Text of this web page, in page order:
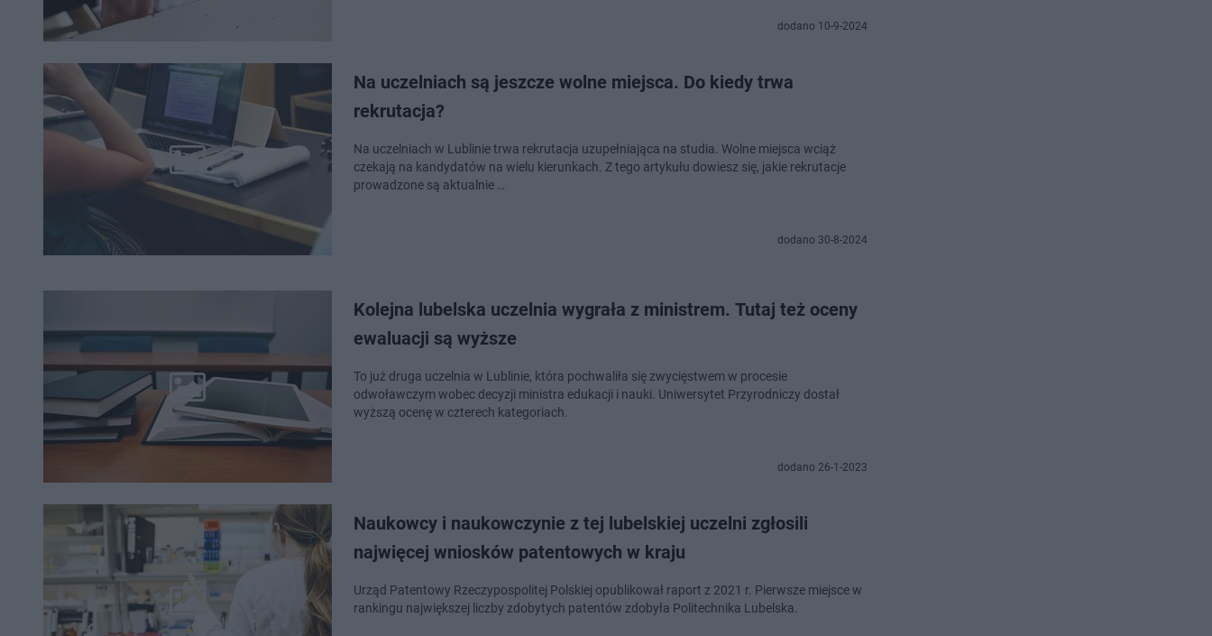
dodano 10-9-2024
Na uczelniach są jeszcze wolne miejsca. Do kiedy trwa
rekrutacja?
Na uczelniach w Lublinie trwa rekrutacja uzupełniająca na studia. Wolne miejsca wciąż
czekają na kandydatów na wielu kierunkach. Z tego artykułu dowiesz się, jakie rekrutacje
prowadzone są aktualnie …
dodano 30-8-2024
Kolejna lubelska uczelnia wygrała z ministrem. Tutaj też oceny
ewaluacji są wyższe
To już druga uczelnia w Lublinie, która pochwaliła się zwycięstwem w procesie
odwoławczym wobec decyzji ministra edukacji i nauki. Uniwersytet Przyrodniczy dostał
wyższą ocenę w czterech kategoriach.
dodano 26-1-2023
Naukowcy i naukowczynie z tej lubelskiej uczelni zgłosili
najwięcej wniosków patentowych w kraju
Urząd Patentowy Rzeczypospolitej Polskiej opublikował raport z 2021 r. Pierwsze miejsce w
rankingu największej liczby zdobytych patentów zdobyła Politechnika Lubelska.